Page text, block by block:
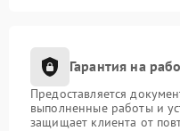
Гарантия на
Предоставляется
выполненные работы и
защищает клиента от